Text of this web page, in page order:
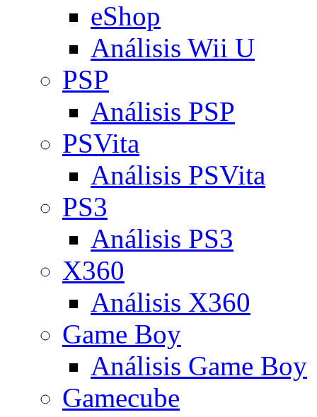
eShop
Análisis Wii U
PSP
Análisis PSP
PSVita
Análisis PSVita
PS3
Análisis PS3
X360
Análisis X360
Game Boy
Análisis Game Boy
Gamecube